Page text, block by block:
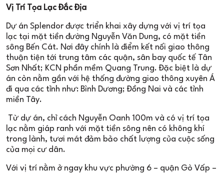
Vị Trí Tọa Lạc Đắc Địa
Dự án Splendor được triển khai xây dựng với vị trí tọa
lạc tại mặt tiền đường Nguyễn Văn Dung, có mặt tiền
sông Bến Cát. Nơi đây chính là điểm kết nối giao thông
thuận tiện tới trung tâm các quận, sân bay quốc tế Tân
Sơn Nhất; KCN phần mềm Quang Trung. Đặc biệt là dự
án còn nằm gần với hệ thống đường giao thông xuyên Á
đi qua các tỉnh như: Bình Dương; Đồng Nai và các tỉnh
miền Tây.
Từ dự án, chỉ cách Nguyễn Oanh 100m và có vị trí tọa
lạc nằm giáp ranh với mặt tiền sông nên có không khí
trong lành, tươi mát đảm bảo chất lượng của cuộc sống
của mọi cư dân.
Với vị trí nằm ở ngay khu vực phường 6 – quận Gò Vấp –